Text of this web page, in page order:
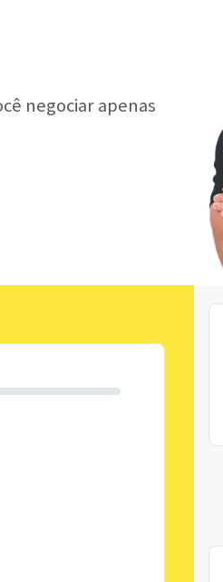
negociar apenas